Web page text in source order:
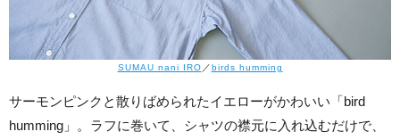
SUMAU nani IRO ／birds humming
サーモンピンクと散りばめられたイエローがかわいい「bird
humming」。ラフに巻いて、シャツの襟元に入れ込むだけで、